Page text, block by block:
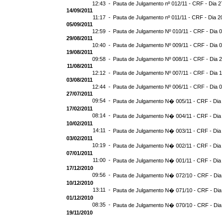
12:43 - Pauta de Julgamento nº 012/11 - CRF - Dia
14/09/2011
11:17 - Pauta de Julgamento nº 011/11 - CRF - Dia
05/09/2011
12:59 - Pauta de Julgamento Nº 010/11 - CRF - Dia
29/08/2011
10:40 - Pauta de Julgamento Nº 009/11 - CRF - Dia
19/08/2011
09:58 - Pauta de Julgamento Nº 008/11 - CRF - Dia
11/08/2011
12:12 - Pauta de Julgamento Nº 007/11 - CRF - Dia
03/08/2011
12:44 - Pauta de Julgamento Nº 006/11 - CRF - Dia
27/07/2011
09:54 - Pauta de Julgamento N� 005/11 - CRF - Dia
17/02/2011
08:14 - Pauta de Julgamento N� 004/11 - CRF - Dia
10/02/2011
14:11 - Pauta de Julgamento N� 003/11 - CRF - Dia
03/02/2011
10:19 - Pauta de Julgamento N� 002/11 - CRF - Dia
07/01/2011
11:00 - Pauta de Julgamento N� 001/11 - CRF - Dia
17/12/2010
09:56 - Pauta de Julgamento N� 072/10 - CRF -
10/12/2010
13:11 - Pauta de Julgamento N� 071/10 - CRF -
01/12/2010
08:35 - Pauta de Julgamento N� 070/10 - CRF -
19/11/2010